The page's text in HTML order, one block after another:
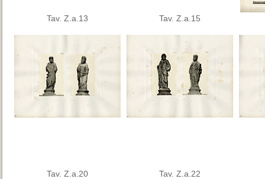
Tav. Z.a.13 Tav. Z.a.15
Tav. Z.a.20 Tav. Z.a.22